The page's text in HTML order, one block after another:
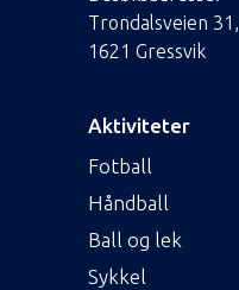
Trondalsveien 31,
1621 Gressvik
Aktiviteter
Fotball
Håndball
Ball og lek
Sykkel